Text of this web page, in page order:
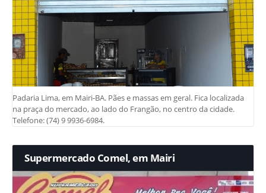
Padaria Lima, em Mairi-BA. Pães e massas em geral. Fica localizada
na praça do mercado, ao lado do Frangão, no centro da cidade.
Telefone: (74) 9 9936-6984.
Supermercado Comel, em Mairi